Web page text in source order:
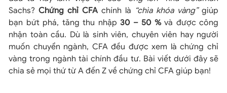
Sachs? Chứng chỉ CFA chính là “chìa khóa vàng” giúp
bạn bứt phá, tăng thu nhập 30 – 50 %và được công
nhận toàn cầu. Dù là sinh viên, chuyên viên hay người
muốn chuyển ngành, CFA đều được xem là chứng chỉ
vàng trong ngành tài chính đầu tư. Bài viết dưới đây sẽ
chia sẻ mọi thứ từ A đến Z về chứng chỉ CFA giúp bạn!